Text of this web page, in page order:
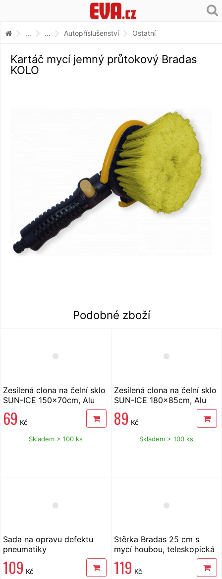
... ... Autopříslušenství Ostatní
Kartáč mycí jemný průtokový Bradas
KOLO
Podobné zboží
Zesílená clona na čelní sklo
SUN-ICE 150x70cm, Alu
69 Kč
Skladem > 100 ks
Zesílená clona na čelní sklo
SUN-ICE 180x85cm, Alu
89 Kč
Skladem > 100 ks
Sada na opravu defektu
pneumatiky
109 Kč
Stěrka Bradas 25 cm s
mycí houbou, teleskopická
119 Kč